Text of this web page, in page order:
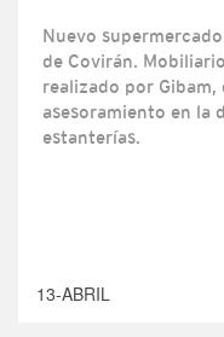
Nuevo
de Covirán.
realizado por
asesoramiento en la
estanterías.
13-ABRIL